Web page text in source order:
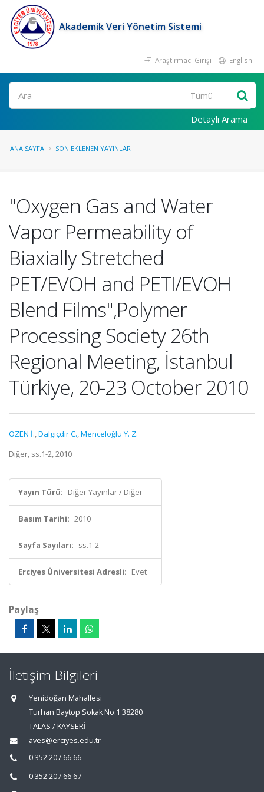
Akademik Veri Yönetim Sistemi
Araştırmacı Girişi English
Ara
Detaylı Arama
ANA SAYFA SON EKLENEN YAYINLAR
"Oxygen Gas and Water
Vapor Permeability of
Biaxially Stretched
PET/EVOH and PETI/EVOH
Blend Films",Polymer
Processing Society 26th
Regional Meeting, İstanbul
Türkiye, 20-23 October 2010
ÖZEN İ.,Dalgıçdir C.,Menceloğlu Y. Z.
Diğer, ss.1-2, 2010
Yayın Türü: Diğer Yayınlar / Diğer
Basım Tarihi: 2010
Sayfa Sayıları: ss.1-2
Erciyes Üniversitesi Adresli: Evet
Paylaş
İletişim Bilgileri
Yenidoğan Mahallesi
Turhan Baytop Sokak No:1 38280
TALAS / KAYSERİ
aves@erciyes.edu.tr
0 352 207 66 66
0 352 207 66 67